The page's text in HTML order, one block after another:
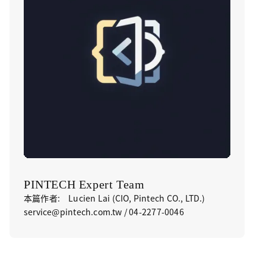
PINTECH Expert Team
本篇作者: Lucien Lai (CIO, Pintech CO., LTD.)
service@pintech.com.tw / 04-2277-0046